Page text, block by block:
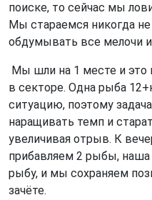
поиске, то сейчас мы
Мы стараемся никогда
обдумывать все мелочи
Мы шли на 1 месте и это
в секторе. Одна рыба
ситуацию, поэтому
наращивать темп и
увеличивая отрыв. К
прибавляем 2 рыбы, наша
рыбу, и мы сохраняем
зачёте.